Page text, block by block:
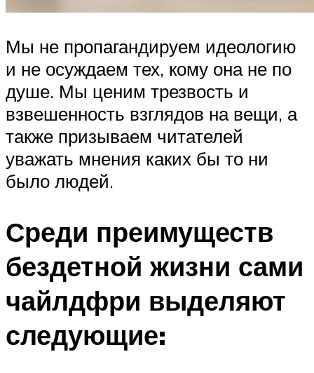
Мы не пропагандируем идеологию
и не осуждаем тех, кому она не по
душе. Мы ценим трезвость и
взвешенность взглядов на вещи, а
также призываем читателей
уважать мнения каких бы то ни
было людей.
Среди преимуществ
бездетной жизни сами
чайлдфри выделяют
следующие: